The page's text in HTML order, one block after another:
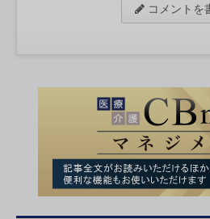
コメントを